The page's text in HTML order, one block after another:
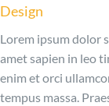
Design
Lorem ipsum dolor
amet sapien in leo
enim et orci
tempus massa.